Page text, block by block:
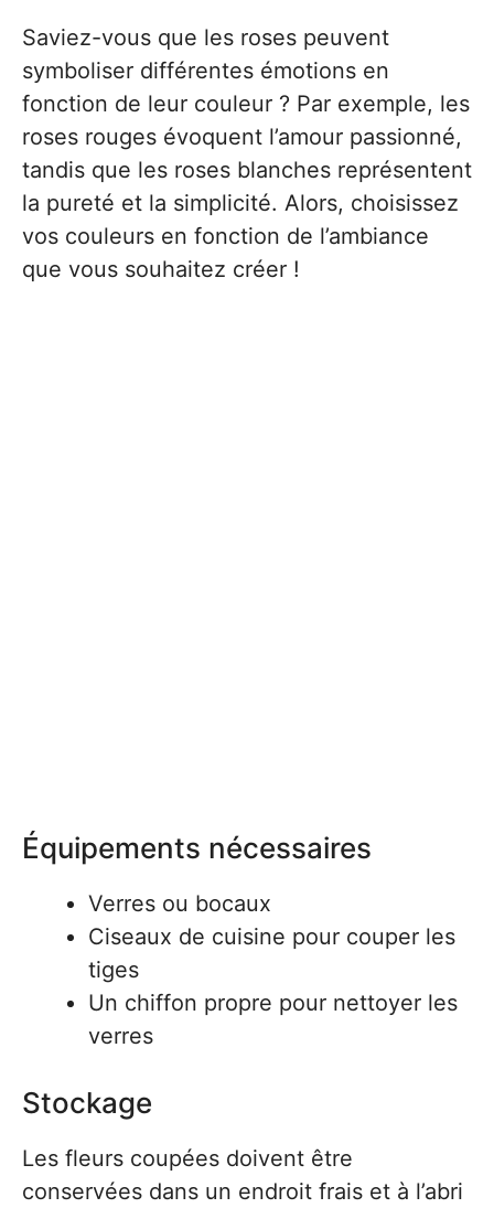
Saviez-vous que les roses peuvent
symboliser différentes émotions en
fonction de leur couleur ? Par exemple, les
roses rouges évoquent l’amour passionné,
tandis que les roses blanches représentent
la pureté et la simplicité. Alors, choisissez
vos couleurs en fonction de l’ambiance
que vous souhaitez créer !
Équipements nécessaires
Verres ou bocaux
Ciseaux de cuisine pour couper les
tiges
Un chiffon propre pour nettoyer les
verres
Stockage
Les fleurs coupées doivent être
conservées dans un endroit frais et à l’abri